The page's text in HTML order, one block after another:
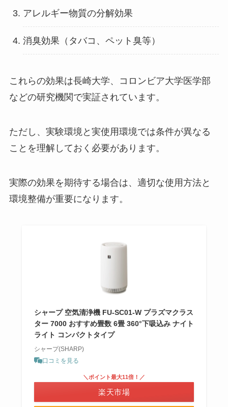
アレルギー物質の分解効果
消臭効果（タバコ、ペット臭等）
これらの効果は長崎大学、コロンビア大学医学部
などの研究機関で実証されています。
ただし、実験環境と実使用環境では条件が異なる
ことを理解しておく必要があります。
実際の効果を期待する場合は、適切な使用方法と
環境整備が重要になります。
シャープ 空気清浄機 FU-SC01-W プラズマクラス
ター 7000 おすすめ畳数 6畳 360°下吸込み ナイト
ライト コンパクトタイプ
シャープ(SHARP)
口コミを見る
＼ポイント最大11倍！／
楽天市場